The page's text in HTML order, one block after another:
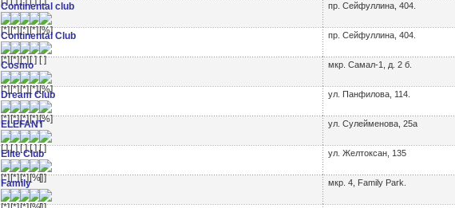
Continental club пр. Сейфуллина, 404.
Continental Club пр. Сейфуллина, 404.
Cosmo мкр. Самал-1, д. 2 б.
Dream Club ул. Панфилова, 114.
ELEFANT ул. Сулейменова, 25а
Elite Club ул. Желтоксан, 135
Family мкр. 4, Family Park.